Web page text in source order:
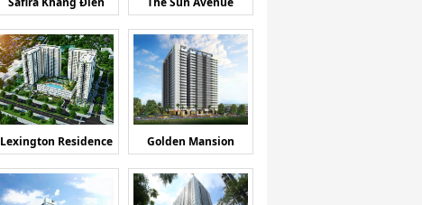
Lexington Residence Golden Mansion